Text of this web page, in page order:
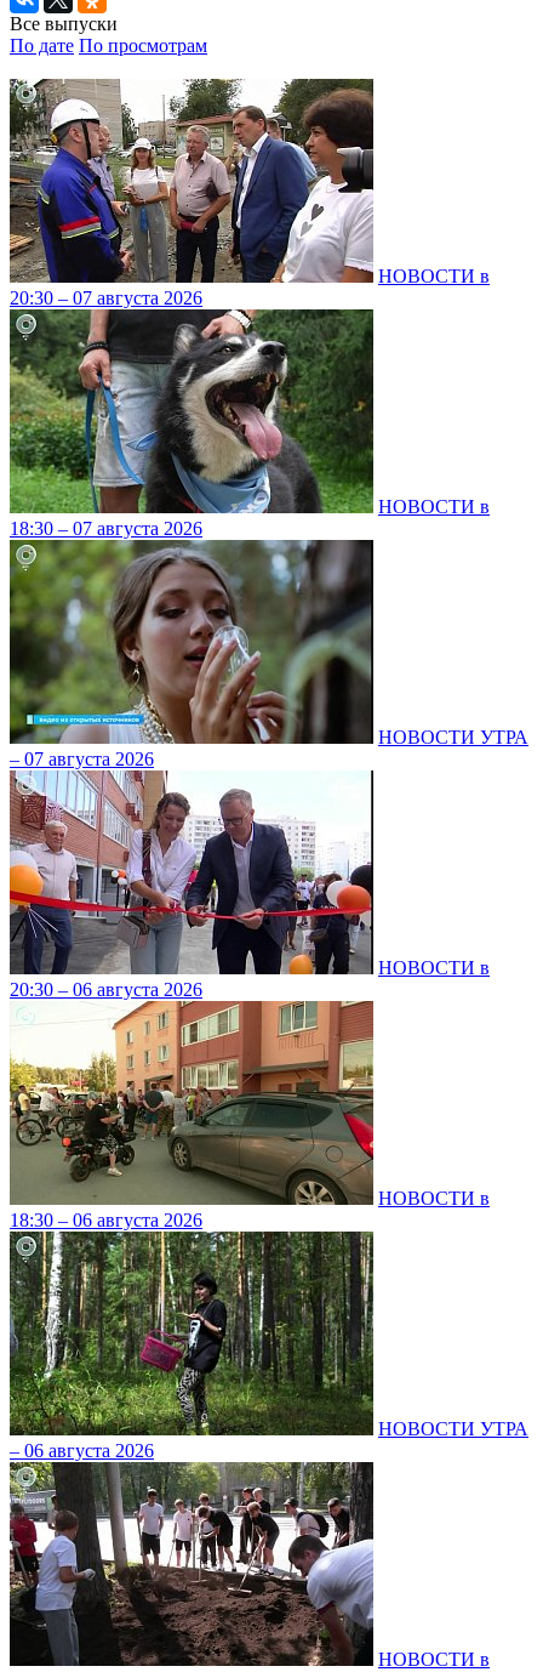
Все выпуски
По дате По просмотрам
НОВОСТИ в
20:30 – 07 августа 2026
НОВОСТИ в
18:30 – 07 августа 2026
НОВОСТИ УТРА
– 07 августа 2026
НОВОСТИ в
20:30 – 06 августа 2026
НОВОСТИ в
18:30 – 06 августа 2026
НОВОСТИ УТРА
– 06 августа 2026
НОВОСТИ в